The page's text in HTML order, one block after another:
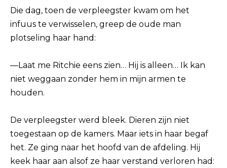
Die dag, toen de verpleegster kwam om het
infuus te verwisselen, greep de oude man
plotseling haar hand:
—Laat me Ritchie eens zien… Hij is alleen… Ik kan
niet weggaan zonder hem in mijn armen te
houden.
De verpleegster werd bleek. Dieren zijn niet
toegestaan ​​op de kamers. Maar iets in haar begaf
het. Ze ging naar het hoofd van de afdeling. Hij
keek haar aan alsof ze haar verstand verloren had: